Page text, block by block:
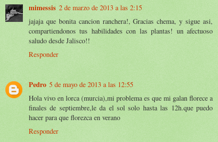
mimessis 2 de marzo de 2013 a las 2:15
jajaja que bonita cancion ranchera!, Gracias chema, y sigue asi,
compartiendonos tus habilidades con las plantas! un afectuoso
saludo desde Jalisco!!
Responder
Pedro 5 de mayo de 2013 a las 12:55
Hola vivo en lorca (murcia),mi problema es que mi galan florece a
finales de septiembre,le da el sol solo hasta las 12h.que puedo
hacer para que florezca en verano
Responder